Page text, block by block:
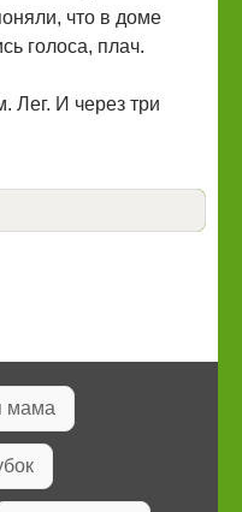
что в доме
голоса, плач.
Лег. И через три
мама